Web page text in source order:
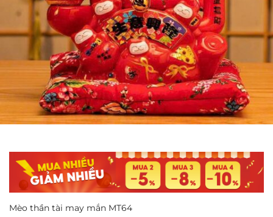
Mèo thần tài may mắn MT64